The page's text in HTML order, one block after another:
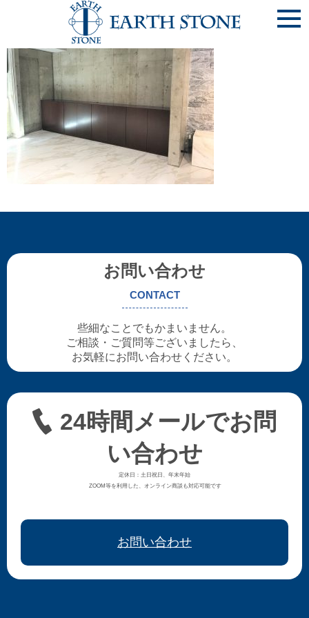
《完20200425-1》㈱今田ﾊｳｼﾞﾝｸﾞ様 (大阪市住吉区)
お問い合わせ
CONTACT
些細なことでもかまいません。
ご相談・ご質問等ございましたら、
お気軽にお問い合わせください。
24時間メールでお問
い合わせ
定休日：土日祝日、年末年始
ZOOM等を利用した、オンライン商談も対応可能です
お問い合わせ